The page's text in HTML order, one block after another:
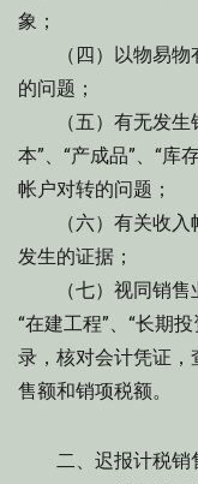
象；
（四）以物易物
的问题；
（五）有无发生
本”、“产成品”、“库
帐户对转的问题；
（六）有关收入
发生的证据；
（七）视同销售业
“在建工程”、“长期
录，核对会计凭证
售额和销项税额。
二、迟报计税销